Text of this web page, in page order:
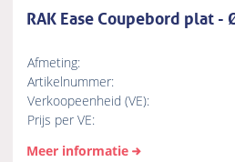
RAK Ease Coupebord plat
Afmeting:
Artikelnummer:
Verkoopeenheid (VE):
Prijs per VE:
Meer informatie